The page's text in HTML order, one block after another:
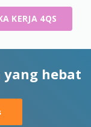
KERJA 4QS
hebat